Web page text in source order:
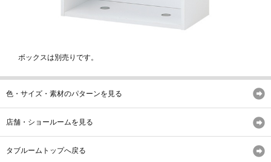
ボックスは別売りです。
色・サイズ・素材のパターンを見る
店舗・ショールームを見る
タブルームトップへ戻る